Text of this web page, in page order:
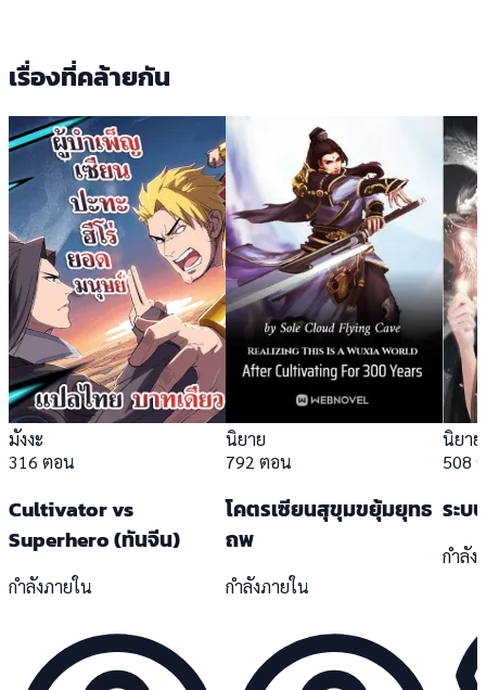
เรื่องที่คล้ายกัน
มังงะ
316 ตอน
Cultivator vs
Superhero (ทันจีน)
กำลังภายใน
นิยาย
792 ตอน
โคตรเซียนสุขุมขยุ้มยุทธ
ถพ
กำลังภายใน
นิยาย
508
ระบ
กำลัง